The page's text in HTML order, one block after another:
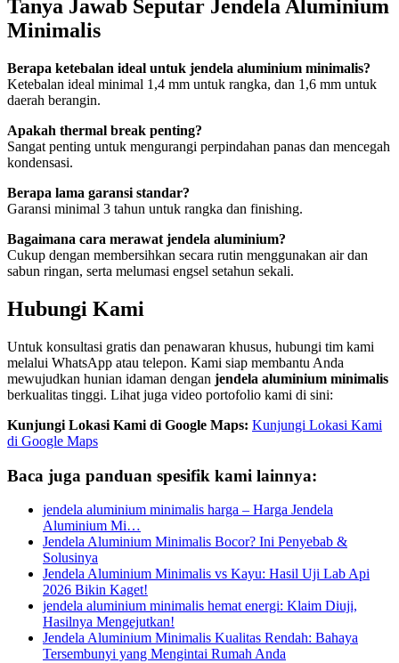
Tanya Jawab Seputar Jendela Aluminium
Minimalis
Berapa ketebalan ideal untuk jendela aluminium minimalis?
Ketebalan ideal minimal 1,4 mm untuk rangka, dan 1,6 mm untuk
daerah berangin.
Apakah thermal break penting?
Sangat penting untuk mengurangi perpindahan panas dan mencegah
kondensasi.
Berapa lama garansi standar?
Garansi minimal 3 tahun untuk rangka dan finishing.
Bagaimana cara merawat jendela aluminium?
Cukup dengan membersihkan secara rutin menggunakan air dan
sabun ringan, serta melumasi engsel setahun sekali.
Hubungi Kami
Untuk konsultasi gratis dan penawaran khusus, hubungi tim kami
melalui WhatsApp atau telepon. Kami siap membantu Anda
mewujudkan hunian idaman dengan jendela aluminium minimalis
berkualitas tinggi. Lihat juga video portofolio kami di sini:
Kunjungi Lokasi Kami di Google Maps: Kunjungi Lokasi Kami
di Google Maps
Baca juga panduan spesifik kami lainnya:
jendela aluminium minimalis harga – Harga Jendela
Aluminium Mi…
Jendela Aluminium Minimalis Bocor? Ini Penyebab &
Solusinya
Jendela Aluminium Minimalis vs Kayu: Hasil Uji Lab Api
2026 Bikin Kaget!
jendela aluminium minimalis hemat energi: Klaim Diuji,
Hasilnya Mengejutkan!
Jendela Aluminium Minimalis Kualitas Rendah: Bahaya
Tersembunyi yang Mengintai Rumah Anda